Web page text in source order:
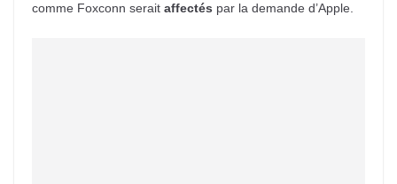
comme Foxconn serait affectés par la demande d’Apple.